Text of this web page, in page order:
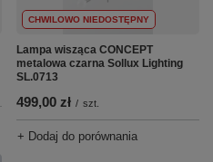
CHWILOWO NIEDOSTĘPNY
Lampa wisząca CONCEPT
metalowa czarna Sollux Lighting
SL.0713
499,00 zł / szt.
+ Dodaj do porównania